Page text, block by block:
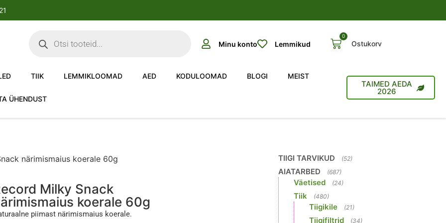
Minu konto Lemmikud
0
Ostukorv
TIIK LEMMIKLOOMAD AED KODULOOMAD BLOGI MEIST
ÜHENDUST
TAIMED AEDA
2026
närimismaius koerale 60g
Milky Snack
koerale 60g
piimast närimismaius koerale.
TIIGI TARVIKUD (52)
AIATARBED (687)
Väetised (24)
Tiik (480)
Tiigikile (21)
Tiigifiltrid (34)